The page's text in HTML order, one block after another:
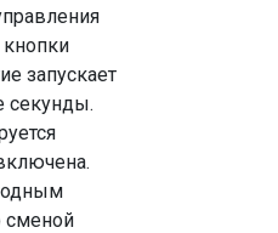
запускает
секунды.
сменой